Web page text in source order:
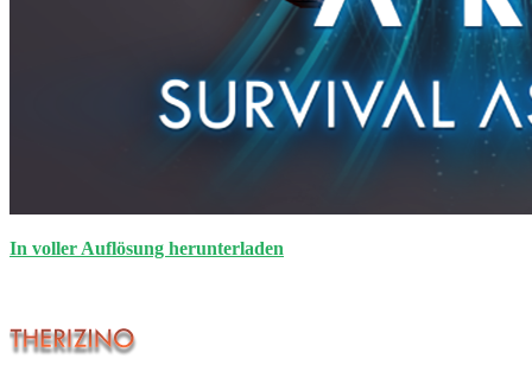
In voller Auflösung herunterladen